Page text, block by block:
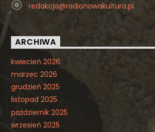
redakcja@radionowakultura.pl
ARCHIWA
kwiecień 2026
marzec 2026
grudzień 2025
listopad 2025
październik 2025
wrzesień 2025